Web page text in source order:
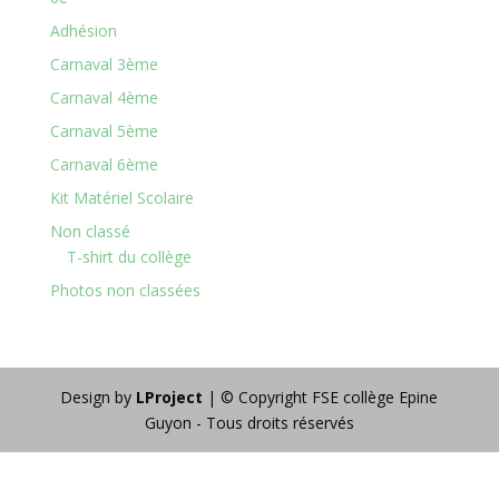
Adhésion
Carnaval 3ème
Carnaval 4ème
Carnaval 5ème
Carnaval 6ème
Kit Matériel Scolaire
Non classé
T-shirt du collège
Photos non classées
Design by LProject | © Copyright FSE collège Epine
Guyon - Tous droits réservés